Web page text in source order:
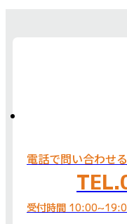
電話で問い合わせる
受付時間